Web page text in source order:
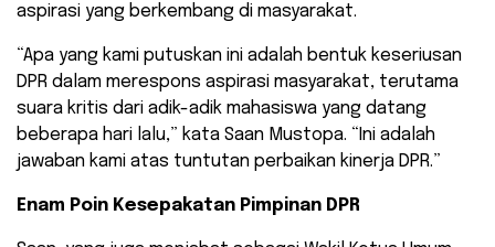
aspirasi yang berkembang di masyarakat.
​“Apa yang kami putuskan ini adalah bentuk keseriusan
DPR dalam merespons aspirasi masyarakat, terutama
suara kritis dari adik-adik mahasiswa yang datang
beberapa hari lalu,” kata Saan Mustopa. “Ini adalah
jawaban kami atas tuntutan perbaikan kinerja DPR.”
Enam Poin Kesepakatan Pimpinan DPR